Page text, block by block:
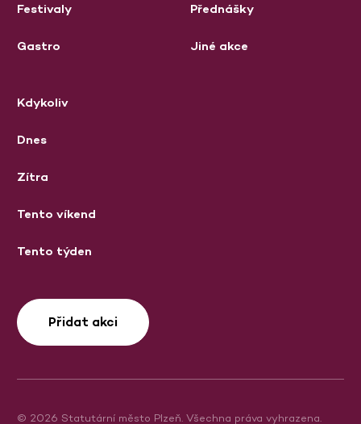
Festivaly
Gastro
Přednášky
Jiné akce
Kdykoliv
Dnes
Zítra
Tento víkend
Tento týden
Přidat akci
© 2026 Statutární město Plzeň. Všechna práva vyhrazena.